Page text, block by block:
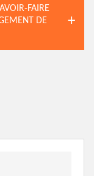
FAIRE
DE